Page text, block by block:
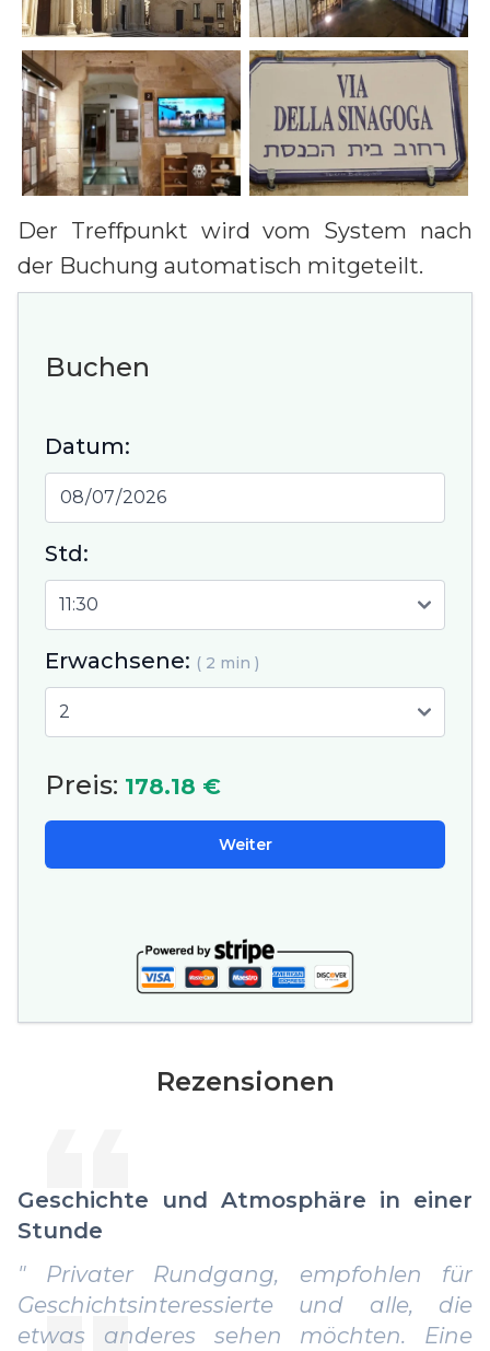
Der Treffpunkt wird vom System nach
der Buchung automatisch mitgeteilt.
Buchen
Datum:
Std:
Erwachsene: ( 2 min )
Preis: 178.18 €
Weiter
Rezensionen
Geschichte und Atmosphäre in einer
Stunde
" Privater Rundgang, empfohlen für
Geschichtsinteressierte und alle, die
etwas anderes sehen möchten. Eine